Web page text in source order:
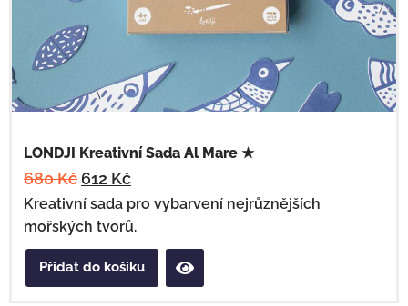
LONDJI Kreativní Sada Al Mare ★
680Kč 612 Kč
Kreativní sada pro vybarvení nejrůznějších
mořských tvorů.
Přidat do košíku